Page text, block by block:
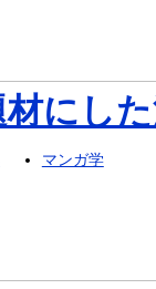
にし
マンガ学